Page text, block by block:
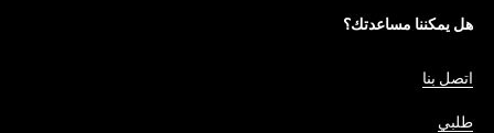
هل يمكننا مساعدتك؟
اتصل بنا
طلبي